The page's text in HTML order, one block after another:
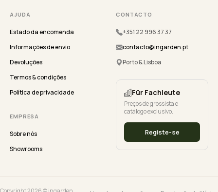
AJUDA
Estado da encomenda
Informações de envio
Devoluções
Termos & condições
Política de privacidade
EMPRESA
Sobre nós
Showrooms
CONTACTO
+351 22 996 37 37
contacto@ingarden.pt
Porto & Lisboa
Für Fachleute
Preços de grossista e
catálogo exclusivo.
Registe-se